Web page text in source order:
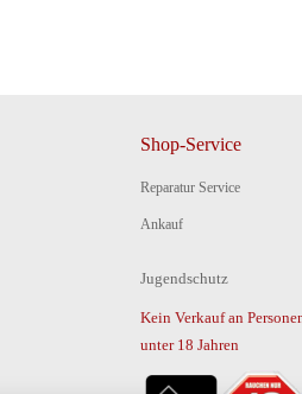
Shop-Service
Reparatur Service
Ankauf
Jugendschutz
Kein Verkauf an
unter 18 Jahren